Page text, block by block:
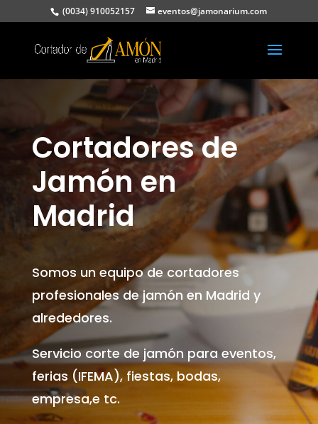
(0034) 910052157 eventos@jamonarium.com
Cortadores de
Jamón en
Madrid
Somos un equipo de cortadores
profesionales de jamón en Madrid y
alrededores.
Servicio corte de jamón para eventos,
ferias (IFEMA), fiestas, bodas,
empresa,e tc.